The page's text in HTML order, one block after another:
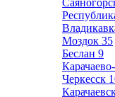
Моздок 35
Беслан 9
Черкесск